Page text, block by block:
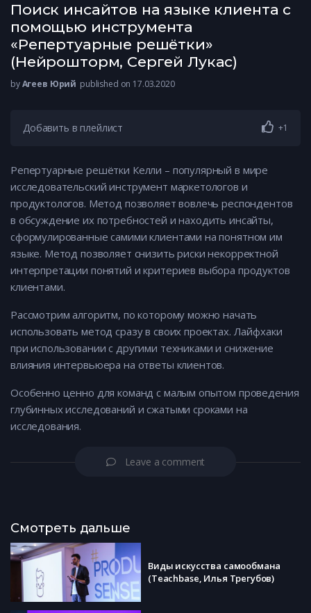
Поиск инсайтов на языке клиента с
помощью инструмента
«Репертуарные решётки»
(Нейрошторм, Сергей Лукас)
byАгеев Юрий published on 17.03.2020
Добавить в плейлист +1
Репертуарные решётки Келли – популярный в мире
исследовательский инструмент маркетологов и
продуктологов. Метод позволяет вовлечь респондентов
в обсуждение их потребностей и находить инсайты,
сформулированные самими клиентами на понятном им
языке. Метод позволяет снизить риски некорректной
интерпретации понятий и критериев выбора продуктов
клиентами.
Рассмотрим алгоритм, по которому можно начать
использовать метод сразу в своих проектах. Лайфхаки
при использовании с другими техниками и снижение
влияния интервьюера на ответы клиентов.
Особенно ценно для команд с малым опытом проведения
глубинных исследований и сжатыми сроками на
исследования.
Leave a comment
Смотреть дальше
Виды искусства самообмана
(Teachbase, Илья Трегубов)